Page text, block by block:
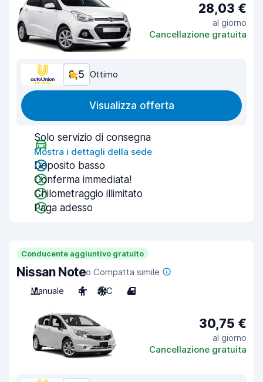
28,03 €
al giorno
Cancellazione gratuita
8,5 Ottimo
Visualizza offerta
Solo servizio di consegna
Mostra i dettagli della sede
Deposito basso
Conferma immediata!
Chilometraggio illimitato
Paga adesso
Conducente aggiuntivo gratuito
Nissan Noteo Compatta simile
Manuale
4 A/C 4
30,75 €
al giorno
Cancellazione gratuita